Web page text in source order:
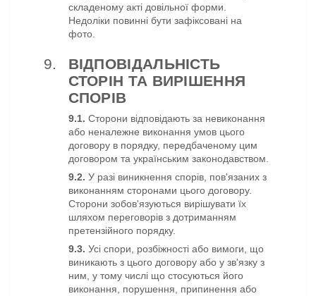
складеному акті довільної форми.
Недоліки повинні бути зафіксовані на
фото.
ВІДПОВІДАЛЬНІСТЬ
СТОРІН ТА ВИРІШЕННЯ
СПОРІВ
9.1. Сторони відповідають за невиконання
або неналежне виконання умов цього
договору в порядку, передбаченому цим
договором та українським законодавством.
9.2. У разі виникнення спорів, пов'язаних з
виконанням сторонами цього договору.
Сторони зобов'язуються вирішувати їх
шляхом переговорів з дотриманням
претензійного порядку.
9.3. Усі спори, розбіжності або вимоги, що
виникають з цього договору або у зв'язку з
ним, у тому числі що стосуються його
виконання, порушення, припинення або